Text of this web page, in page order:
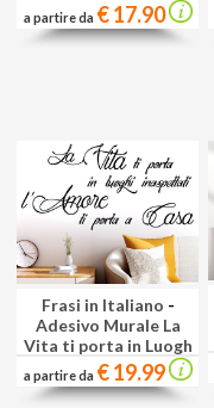
a partire da € 17.90
Frasi in Italiano -
Adesivo Murale La
Vita ti porta in Luogh
a partire da € 19.99